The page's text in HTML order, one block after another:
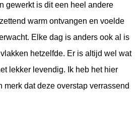
gewerkt is dit een heel andere
warm ontvangen en voelde
Elke dag is anders ook al is
hetzelfde. Er is altijd wel wat
lekker levendig. Ik heb het hier
merk dat deze overstap verrassend